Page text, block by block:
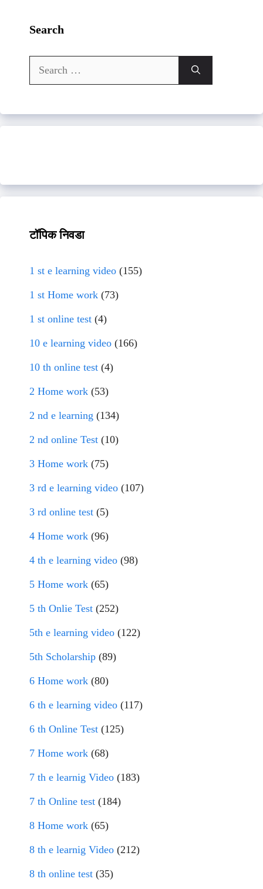
Search
Search
for:
टॉपिक निवडा
1 st e learning video (155)
1 st Home work (73)
1 st online test (4)
10 e learning video (166)
10 th online test (4)
2 Home work (53)
2 nd e learning (134)
2 nd online Test (10)
3 Home work (75)
3 rd e learning video (107)
3 rd online test (5)
4 Home work (96)
4 th e learning video (98)
5 Home work (65)
5 th Onlie Test (252)
5th e learning video (122)
5th Scholarship (89)
6 Home work (80)
6 th e learning video (117)
6 th Online Test (125)
7 Home work (68)
7 th e learnig Video (183)
7 th Online test (184)
8 Home work (65)
8 th e learnig Video (212)
8 th online test (35)